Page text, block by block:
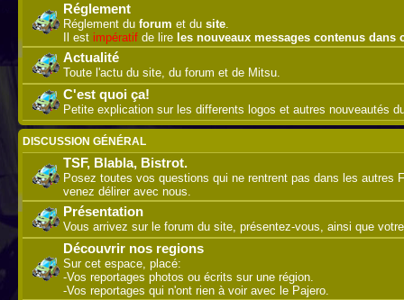
Réglement
Réglement du forum et du site.
Il est impératif de lire les nouveaux messages contenus dans
Actualité
Toute l'actu du site, du forum et de Mitsu.
C'est quoi ça!
Petite explication sur les differents logos et autres nouveautés
DISCUSSION GÉNÉRAL
TSF, Blabla, Bistrot.
Posez toutes vos questions qui ne rentrent pas dans les autres
venez délirer avec nous.
Présentation
Vous arrivez sur le forum du site, présentez-vous, ainsi que
Découvrir nos regions
Sur cet espace, placé:
-Vos reportages photos ou écrits sur une région.
-Vos reportages qui n'ont rien à voir avec le Pajero.